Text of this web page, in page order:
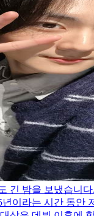
긴 밤을 보냈습니
이라는 시간 동안